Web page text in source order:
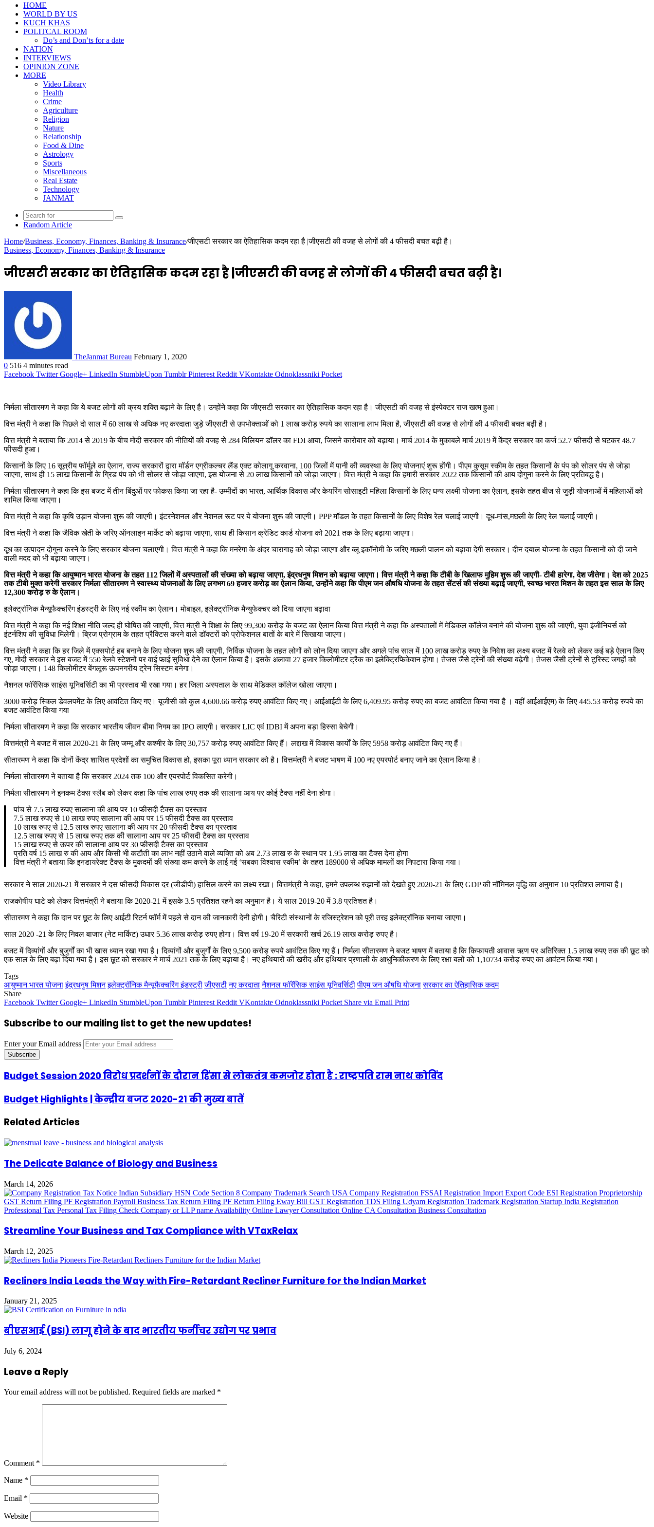
HOME
WORLD BY US
KUCH KHAS
POLITCAL ROOM
Do’s and Don’ts for a date
NATION
INTERVIEWS
OPINION ZONE
MORE
Video Library
Health
Crime
Agriculture
Religion
Nature
Relationship
Food & Dine
Astrology
Sports
Miscellaneous
Real Estate
Technology
JANMAT
Random Article
Home/Business, Economy, Finances, Banking & Insurance/जीएसटी सरकार का ऐतिहासिक कदम रहा है |जीएसटी की वजह से लोगों की 4 फीसदी बचत बढ़ी है।
Business, Economy, Finances, Banking & Insurance
जीएसटी सरकार का ऐतिहासिक कदम रहा है |जीएसटी की वजह से लोगों की 4 फीसदी बचत बढ़ी है।
TheJanmat Bureau February 1, 2020
0 516 4 minutes read
Facebook Twitter Google+ LinkedIn StumbleUpon Tumblr Pinterest Reddit VKontakte Odnoklassniki Pocket
निर्मला सीतारमण ने कहा कि ये बजट लोगों की क्रय शक्ति बढ़ाने के लिए है। उन्होंने कहा कि जीएसटी सरकार का ऐतिहासिक कदम रहा है। जीएसटी की वजह से इंस्पेक्टर राज खत्म हुआ।
वित्त मंत्री ने कहा कि पिछले दो साल में 60 लाख से अधिक नए करदाता जुड़े जीएसटी से उपभोक्ताओं को 1 लाख करोड़ रुपये का सालाना लाभ मिला है, जीएसटी की वजह से लोगों की 4 फीसदी बचत बढ़ी है।
वित्त मंत्री ने बताया कि 2014 से 2019 के बीच मोदी सरकार की नीतियों की वजह से 284 बिलियन डॉलर का FDI आया, जिसने कारोबार को बढ़ाया। मार्च 2014 के मुकाबले मार्च 2019 में केंद्र सरकार का कर्ज 52.7 फीसदी से घटकर 48.7
फीसदी हुआ।
किसानों के लिए 16 सूत्रीय फॉर्मूले का ऐलान, राज्य सरकारों द्वारा मॉर्डन एग्रीकल्चर लैंड एक्ट कोलागू करवाना, 100 जिलों में पानी की व्यवस्था के लिए योजनाएं शुरू होंगी। पीएम कुसूम स्कीम के तहत किसानों के पंप को सोलर पंप से जोड़ा
जाएगा, साथ ही 15 लाख किसानों के ग्रिड पंप को भी सोलर से जोड़ा जाएगा, इस योजना से 20 लाख किसानों को जोड़ा जाएगा। वित्त मंत्री ने कहा कि हमारी सरकार 2022 तक किसानों की आय दोगुना करने के लिए प्रतिबद्ध है।
निर्मला सीतारमण ने कहा कि इस बजट में तीन बिंदुओं पर फोकस किया जा रहा है- उम्मीदों का भारत, आर्थिक विकास और केयरिंग सोसाइटी महिला किसानों के लिए धन्य लक्ष्मी योजना का ऐलान, इसके तहत बीज से जुड़ी योजनाओं में महिलाओं को
शामिल किया जाएगा।
वित्त मंत्री ने कहा कि कृषि उड़ान योजना शुरू की जाएगी। इंटरनेशनल और नेशनल रूट पर ये योजना शुरू की जाएगी। PPP मॉडल के तहत किसानों के लिए विशेष रेल चलाई जाएगी। दूध-मांस,मछली के लिए रेल चलाई जाएगी।
वित्त मंत्री ने कहा कि जैविक खेती के जरिए ऑनलाइन मार्केट को बढ़ाया जाएगा, साथ ही किसान क्रेडिट कार्ड योजना को 2021 तक के लिए बढ़ाया जाएगा।
दूध का उत्पादन दोगुना करने के लिए सरकार योजना चलाएगी। वित्त मंत्री ने कहा कि मनरेगा के अंदर चारागाह को जोड़ा जाएगा और ब्लू इकॉनोमी के जरिए मछली पालन को बढ़ावा देगी सरकार। दीन दयाल योजना के तहत किसानों को दी जाने
वाली मदद को भी बढ़ाया जाएगा।
वित्त मंत्री ने कहा कि आयुष्मान भारत योजना के तहत 112 जिलों में अस्पतालों की संख्या को बढ़ाया जाएगा, इंद्रधनुष मिशन को बढ़ाया जाएगा। वित्त मंत्री ने कहा कि टीबी के खिलाफ मुहिम शुरू की जाएगी- टीबी हारेगा, देश जीतेगा। देश को 2025
तक टीबी मुक्त करेगी सरकार निर्मला सीतारमण ने स्वास्थ्य योजनाओं के लिए लगभग 69 हजार करोड़ का ऐलान किया, उन्होंने कहा कि पीएम जन औषधि योजना के तहत सेंटर्स की संख्या बढ़ाई जाएगी, स्वच्छ भारत मिशन के तहत इस साल के लिए
12,300 करोड़ रु के ऐलान।
इलेक्ट्रॉनिक मैन्यूफैक्चरिंग इंडस्ट्री के लिए नई स्कीम का ऐलान। मोबाइल, इलेक्ट्रॉनिक मैन्युफेक्चर को दिया जाएगा बढ़ावा
वित्त मंत्री ने कहा कि नई शिक्षा नीति जल्द ही घोषित की जाएगी, वित्त मंत्री ने शिक्षा के लिए 99,300 करोड़ के बजट का ऐलान किया वित्त मंत्री ने कहा कि अस्पतालों में मेडिकल कॉलेज बनाने की योजना शुरू की जाएगी, युवा इंजीनियर्स को
इंटर्नशिप की सुविधा मिलेगी। ब्रिज प्रोग्राम के तहत प्रैक्टिस करने वाले डॉक्टरों को प्रोफेशनल बातों के बारे में सिखाया जाएगा।
वित्त मंत्री ने कहा कि हर जिले में एक्सपोर्ट हब बनाने के लिए योजना शुरू की जाएगी, निर्विक योजना के तहत लोगों को लोन दिया जाएगा और अगले पांच साल में 100 लाख करोड़ रुपए के निवेश का लक्ष्य बजट में रेलवे को लेकर कई बड़े ऐलान किए
गए, मोदी सरकार ने इस बजट में 550 रेलवे स्टेशनों पर वाई फाई सुविधा देने का ऐलान किया है। इसके अलावा 27 हजार किलोमीटर ट्रैक का इलेक्ट्रिफिकेशन होगा। तेजस जैसे ट्रेनों की संख्या बढ़ेगी। तेजस जैसी ट्रेनों से टूरिस्ट जगहों को
जोड़ा जाएगा। 148 किलोमीटर बेंगलूरू ऊपनगरीय ट्रेन सिस्टम बनेगा।
नैशनल फॉरेंसिक साइंस यूनिवर्सिटी का भी प्रस्ताव भी रखा गया। हर जिला अस्पताल के साथ मेडिकल कॉलेज खोला जाएगा।
3000 करोड़ स्किल डेवलपमेंट के लिए आवंटित किए गए। यूजीसी को कुल 4,600.66 करोड़ रुपए आवंटित किए गए। आईआईटी के लिए 6,409.95 करोड़ रुपए का बजट आवंटित किया गया है । वहीं आईआईएम) के लिए 445.53 करोड़ रुपये का
बजट आवंटित किया गया
निर्मला सीतारमण ने कहा कि सरकार भारतीय जीवन बीमा निगम का IPO लाएगी। सरकार LIC एवं IDBI में अपना बड़ा हिस्सा बेचेगी।
वित्तमंत्री ने बजट में साल 2020-21 के लिए जम्मू और कश्मीर के लिए 30,757 करोड़ रुपए आवंटित किए हैं। लद्दाख में विकास कार्यों के लिए 5958 करोड़ आवंटित किए गए हैं।
सीतारमण ने कहा कि दोनों केंद्र शासित प्रदेशों का समुचित विकास हो, इसका पूरा ध्यान सरकार को है। वित्तमंत्री ने बजट भाषण में 100 नए एयरपोर्ट बनाए जाने का ऐलान किया है।
निर्मला सीतारमण ने बताया है कि सरकार 2024 तक 100 और एयरपोर्ट विकसित करेगी।
निर्मला सीतारमण ने इनकम टैक्स स्लैब को लेकर कहा कि पांच लाख रुपए तक की सालाना आय पर कोई टैक्स नहीं देना होगा।
पांच से 7.5 लाख रुपए सालाना की आय पर 10 फीसदी टैक्स का प्रस्ताव
7.5 लाख रुपए से 10 लाख रुपए सालाना की आय पर 15 फीसदी टैक्स का प्रस्ताव
10 लाख रुपए से 12.5 लाख रुपए सालाना की आय पर 20 फीसदी टैक्स का प्रस्ताव
12.5 लाख रुपए से 15 लाख रुपए तक की सालाना आय पर 25 फीसदी टैक्स का प्रस्ताव
15 लाख रुपए से ऊपर की सालाना आय पर 30 फीसदी टैक्स का प्रस्ताव
प्रति वर्ष 15 लाख रु की आय और किसी भी कटौती का लाभ नहीं उठाने वाले व्यक्ति को अब 2.73 लाख रु के स्थान पर 1.95 लाख का टैक्स देना होगा
वित्त मंत्री ने बताया कि इनडायरेक्ट टैक्स के मुकदमों की संख्या कम करने के लाई गई ‘सबका विश्वास स्कीम’ के तहत 189000 से अधिक मामलों का निपटारा किया गया।
सरकार ने साल 2020-21 में सरकार ने दस फीसदी विकास दर (जीडीपी) हासिल करने का लक्ष्य रखा। वित्तमंत्री ने कहा, हमने उपलब्ध रुझानों को देखते हुए 2020-21 के लिए GDP की नॉमिनल वृद्धि का अनुमान 10 प्रतिशत लगाया है।
राजकोषीय घाटे को लेकर वित्तमंत्री ने बताया कि 2020-21 में इसके 3.5 प्रतिशत रहने का अनुमान है। ये साल 2019-20 में 3.8 प्रतिशत है।
सीतारमण ने कहा कि दान पर छूट के लिए आईटी रिटर्न फॉर्म में पहले से दान की जानकारी देनी होगी। चैरिटी संस्थानों के रजिस्ट्रेशन को पूरी तरह इलेक्ट्रॉनिक बनाया जाएगा।
साल 2020 -21 के लिए निवल बाजार (नेट मार्किट) उधार 5.36 लाख करोड़ रुपए होगा। वित्त वर्ष 19-20 में सरकारी खर्च 26.19 लाख करोड़ रुपए है।
बजट में दिव्यांगों और बुजुर्गों का भी खास ध्यान रखा गया है। दिव्यांगों और बुजुर्गों के लिए 9,500 करोड़ रुपये आवंटित किए गए हैं। निर्मला सीतारमण ने बजट भाषण में बताया है कि किफायती आवास ऋण पर अतिरिक्त 1.5 लाख रुपए तक की छूट को
एक साल के लिए बढ़ा दिया गया है। इस छूट को सरकार ने मार्च 2021 तक के लिए बढ़ाया है। नए हथियारों की खरीद और हथियार प्रणाली के आधुनिकीकरण के लिए रक्षा बलों को 1,10734 करोड़ रुपए का आवंटन किया गया।
Tags
आयुष्मान भारत योजना इंद्रधनुष मिशन इलेक्ट्रॉनिक मैन्यूफैक्चरिंग इंडस्ट्री जीएसटी नए करदाता नैशनल फॉरेंसिक साइंस यूनिवर्सिटी पीएम जन औषधि योजना सरकार का ऐतिहासिक कदम
Share
Facebook Twitter Google+ LinkedIn StumbleUpon Tumblr Pinterest Reddit VKontakte Odnoklassniki Pocket Share via Email Print
Subscribe to our mailing list to get the new updates!
Enter your Email address
Budget Session 2020 विरोध प्रदर्शनों के दौरान हिंसा से लोकतंत्र कमजोर होता है : राष्ट्रपति राम नाथ कोविंद
Budget Highlights | केन्‍द्रीय बजट 2020-21 की मुख्‍य बातें
Related Articles
The Delicate Balance of Biology and Business
March 14, 2026
Streamline Your Business and Tax Compliance with VTaxRelax
March 12, 2025
Recliners India Leads the Way with Fire-Retardant Recliner Furniture for the Indian Market
January 21, 2025
बीएसआई (BSI) लागू होने के बाद भारतीय फर्नीचर उद्योग पर प्रभाव
July 6, 2024
Leave a Reply
Your email address will not be published. Required fields are marked *
Comment *
Name *
Email *
Website